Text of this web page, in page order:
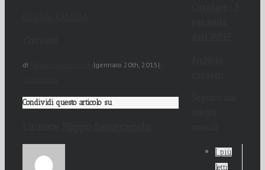
di |gennaio 20th, 2015 |
Condividi questo articolo su
I più
letti